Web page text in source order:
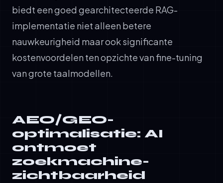
biedt een goed gearchitecteerde RAG-
implementatie niet alleen betere
nauwkeurigheid maar ook significante
kostenvoordelen ten opzichte van fine-tuning
van grote taalmodellen.
AEO/GEO-
optimalisatie: AI
ontmoet
zoekmachine-
zichtbaarheid